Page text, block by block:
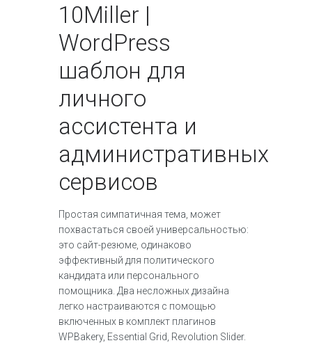
10Miller |
WordPress
шаблон для
личного
ассистента и
административных
сервисов
Простая симпатичная тема, может
похвастаться своей универсальностью:
это сайт-резюме, одинаково
эффективный для политического
кандидата или персонального
помощника. Два несложных дизайна
легко настраиваются с помощью
включенных в комплект плагинов
WPBakery, Essential Grid, Revolution Slider.